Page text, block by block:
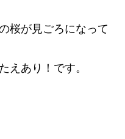
桜が見ごろになって
えあり！です。